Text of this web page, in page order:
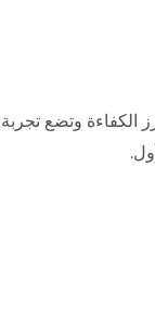
الكفاءة وتضع تجربة